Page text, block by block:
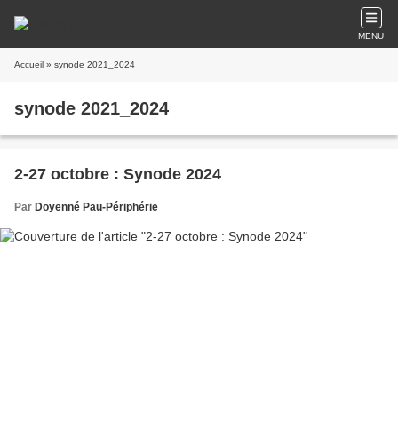
MENU
Accueil » synode 2021_2024
synode 2021_2024
2-27 octobre : Synode 2024
Par Doyenné Pau-Périphérie